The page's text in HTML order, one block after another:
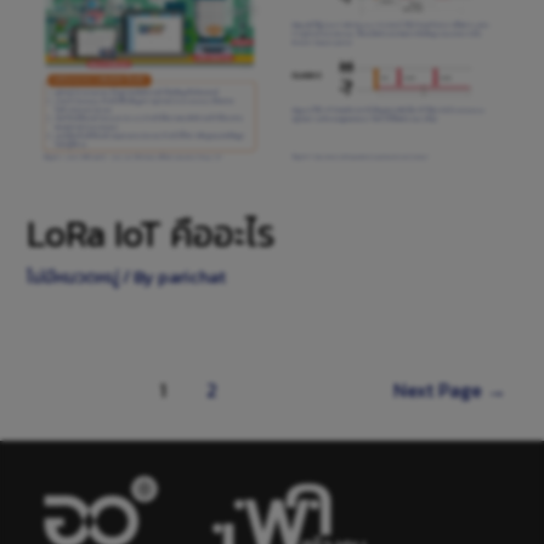
LoRa IoT คืออะไร
ไม่มีหมวดหมู่/ Byparichat
1 2 Next Page →